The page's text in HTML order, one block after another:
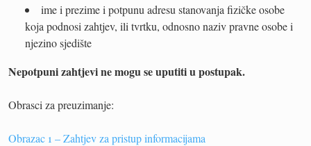
ime i prezime i potpunu adresu stanovanja fizičke osobe
koja podnosi zahtjev, ili tvrtku, odnosno naziv pravne osobe i
njezino sjedište
Nepotpuni zahtjevi ne mogu se uputiti u postupak.
Obrasci za preuzimanje:
Obrazac 1 – Zahtjev za pristup informacijama